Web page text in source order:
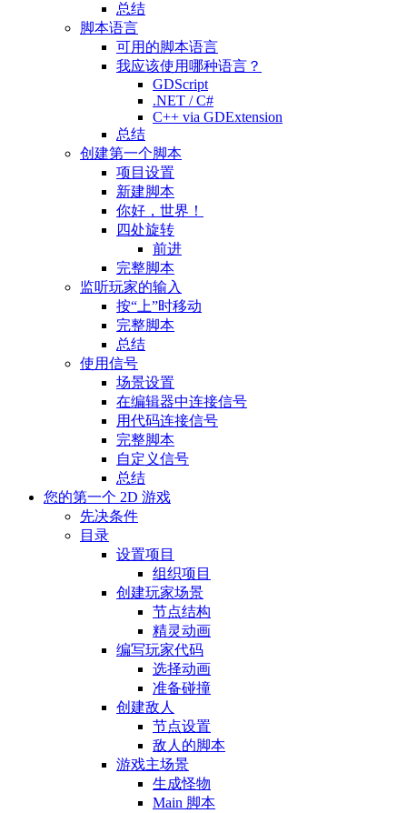
总结
脚本语言
可用的脚本语言
我应该使用哪种语言？
GDScript
.NET / C#
C++ via GDExtension
总结
创建第一个脚本
项目设置
新建脚本
你好，世界！
四处旋转
前进
完整脚本
监听玩家的输入
按“上”时移动
完整脚本
总结
使用信号
场景设置
在编辑器中连接信号
用代码连接信号
完整脚本
自定义信号
总结
您的第一个 2D 游戏
先决条件
目录
设置项目
组织项目
创建玩家场景
节点结构
精灵动画
编写玩家代码
选择动画
准备碰撞
创建敌人
节点设置
敌人的脚本
游戏主场景
生成怪物
Main 脚本